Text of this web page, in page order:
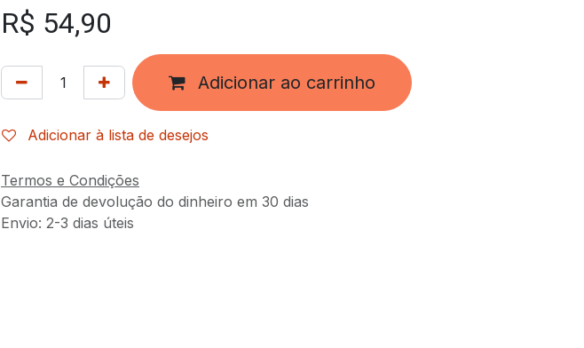
R$ 54,90
Adicionar ao carrinho
Adicionar à lista de desejos
Termos e Condições
Garantia de devolução do dinheiro em 30 dias
Envio: 2-3 dias úteis